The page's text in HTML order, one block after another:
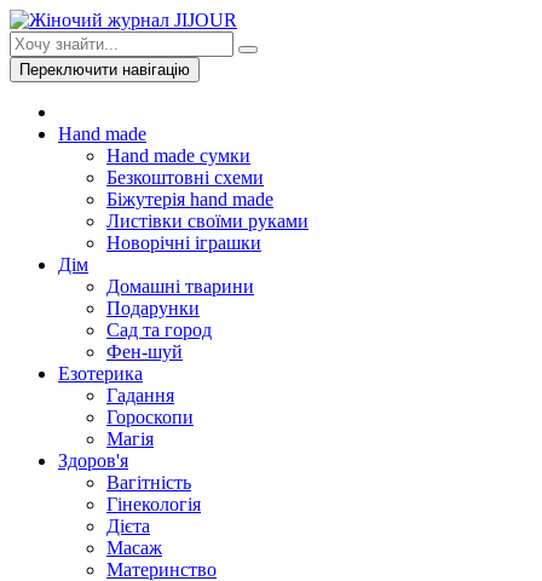
Переключити навігацію
Hand made
Hand made сумки
Безкоштовні схеми
Біжутерія hand made
Листівки своїми руками
Новорічні іграшки
Дім
Домашні тварини
Подарунки
Сад та город
Фен-шуй
Езотерика
Гадання
Гороскопи
Магія
Здоров'я
Вагітність
Гінекологія
Дієта
Масаж
Материнство